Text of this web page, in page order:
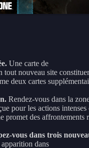
Une carte de
tout nouveau site
deux cartes
Rendez-vous dans la
pour les actions intenses
des affrontements
vous dans trois
dans